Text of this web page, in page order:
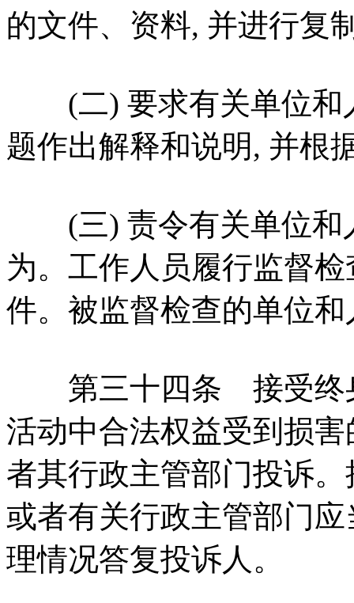
的文件、资料, 并进行复
(二) 要求有关单位和
题作出解释和说明, 并根
(三) 责令有关单位和
为。工作人员履行监督
件。被监督检查的单位
第三十四条 接受终身
活动中合法权益受到损
者其行政主管部门投诉
或者有关行政主管部门
理情况答复投诉人。